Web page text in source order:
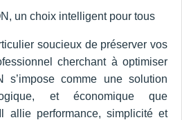
un choix intelligent pour tous
soucieux de préserver vos
cherchant à optimiser
s’impose comme une solution
et économique que
allie performance, simplicité et